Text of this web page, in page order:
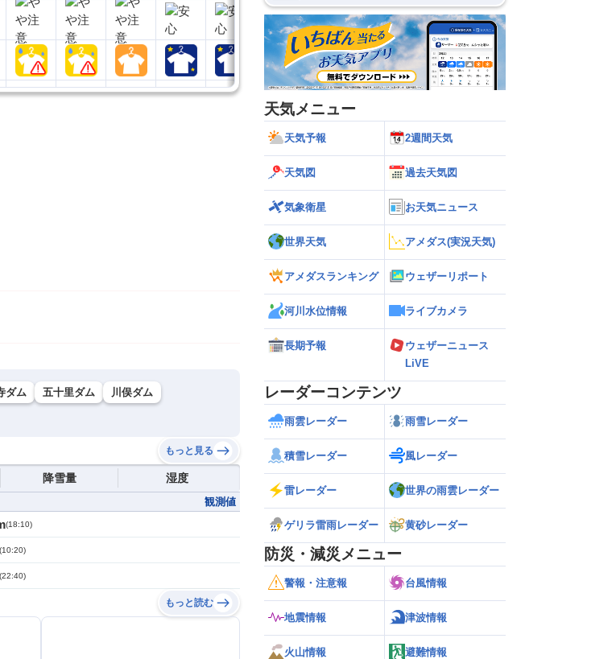
ダム 五十里ダム
川俣ダム
もっと見る
降雪量 湿度
観測値
(18:10)
(10:20)
(22:40)
もっと読む
天気メニュー
天気予報 2週間天気
天気図 過去天気図
気象衛星 お天気ニュース
世界天気 アメダス(実況天気)
アメダスランキング ウェザーリポート
河川水位情報 ライブカメラ
長期予報
ウェザーニュース
LiVE
レーダーコンテンツ
雨雲レーダー 雨雪レーダー
積雪レーダー 風レーダー
雷レーダー 世界の雨雲レーダー
ゲリラ雷雨レーダー 黄砂レーダー
防災・減災メニュー
警報・注意報 台風情報
地震情報 津波情報
火山情報 避難情報